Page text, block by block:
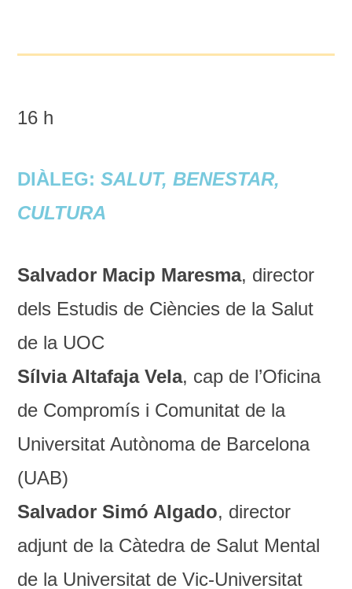
16 h
DIÀLEG:SALUT, BENESTAR,
CULTURA
Salvador Macip Maresma, director
dels Estudis de Ciències de la Salut
de la UOC
Sílvia Altafaja Vela, cap de l’Oficina
de Compromís i Comunitat de la
Universitat Autònoma de Barcelona
(UAB)
Salvador Simó Algado, director
adjunt de la Càtedra de Salut Mental
de la Universitat de Vic-Universitat